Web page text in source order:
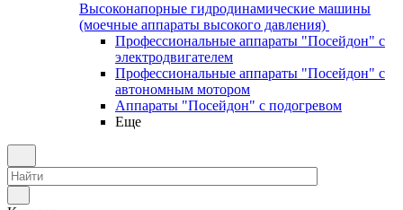
Высоконапорные гидродинамические машины
(моечные аппараты высокого давления)
Профессиональные аппараты "Посейдон" с
электродвигателем
Профессиональные аппараты "Посейдон" с
автономным мотором
Аппараты "Посейдон" с подогревом
Еще